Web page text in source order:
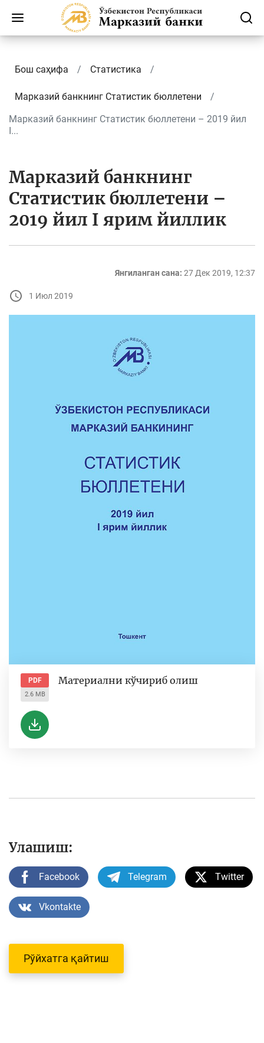
Бош саҳифа Статистика
Марказий банкнинг Cтатистик бюллетени
Марказий банкнинг Статистик бюллетени – 2019 йил
I...
Марказий банкнинг
Статистик бюллетени –
2019 йил I ярим йиллик
Янгиланган сана: 27 Дек 2019, 12:37
1 Июл 2019
PDF
2.6 MB
Материални кўчириб олиш
Улашиш:
Facebook Telegram Twitter
Vkontakte
Рўйхатга қайтиш